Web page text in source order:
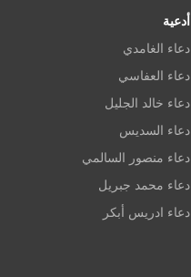
أدعية
دعاء الغامدي
دعاء العفاسي
دعاء خالد الجليل
دعاء السديس
دعاء منصور السالمي
دعاء محمد جبريل
دعاء ادريس أبكر